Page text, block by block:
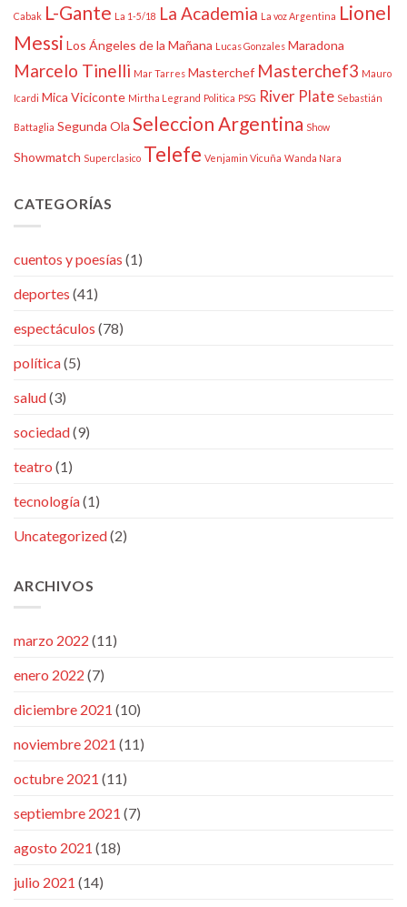
Cabak L-Gante La 1-5/18 La Academia La voz Argentina Lionel
Messi Los Ángeles de la Mañana Lucas Gonzales Maradona
Marcelo Tinelli Mar Tarres Masterchef Masterchef3 Mauro
Icardi Mica Viciconte Mirtha Legrand Politica PSG River Plate Sebastián
Battaglia Segunda Ola Seleccion Argentina Show
Showmatch Superclasico Telefe Venjamin Vicuña Wanda Nara
CATEGORÍAS
cuentos y poesías (1)
deportes (41)
espectáculos (78)
política(5)
salud(3)
sociedad(9)
teatro (1)
tecnología(1)
Uncategorized(2)
ARCHIVOS
marzo 2022 (11)
enero 2022 (7)
diciembre 2021 (10)
noviembre 2021 (11)
octubre 2021 (11)
septiembre 2021 (7)
agosto 2021 (18)
julio 2021 (14)